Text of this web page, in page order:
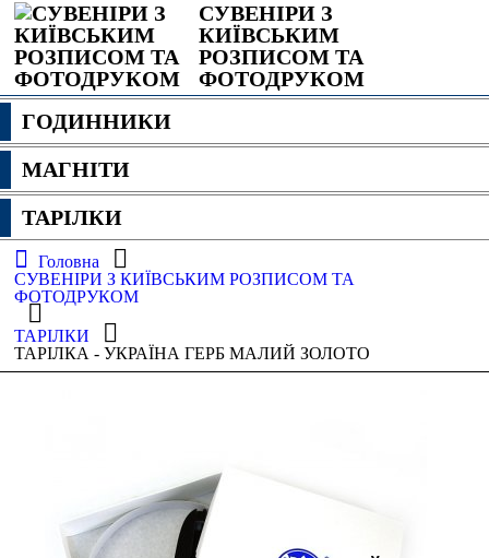
СУВЕНІРИ З
КИЇВСЬКИМ
РОЗПИСОМ ТА
ФОТОДРУКОМ
ГОДИННИКИ
МАГНІТИ
ТАРІЛКИ
Головна
СУВЕНІРИ З КИЇВСЬКИМ РОЗПИСОМ ТА
ФОТОДРУКОМ
ТАРІЛКИ
ТАРІЛКА - УКРАЇНА ГЕРБ МАЛИЙ ЗОЛОТО